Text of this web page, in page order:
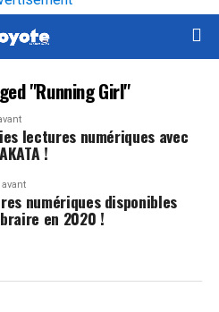
"Running Girl"
lectures numériques avec
!
numériques disponibles
en 2020 !